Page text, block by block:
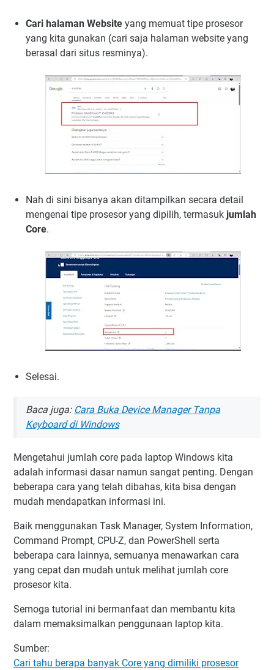
Cari halaman Website yang memuat tipe prosesor
yang kita gunakan (cari saja halaman website yang
berasal dari situs resminya).
Nah di sini bisanya akan ditampilkan secara detail
mengenai tipe prosesor yang dipilih, termasuk jumlah
Core.
Selesai.
Baca juga: Cara Buka Device Manager Tanpa
Keyboard di Windows
Mengetahui jumlah core pada laptop Windows kita
adalah informasi dasar namun sangat penting. Dengan
beberapa cara yang telah dibahas, kita bisa dengan
mudah mendapatkan informasi ini.
Baik menggunakan Task Manager, System Information,
Command Prompt, CPU-Z, dan PowerShell serta
beberapa cara lainnya, semuanya menawarkan cara
yang cepat dan mudah untuk melihat jumlah core
prosesor kita.
Semoga tutorial ini bermanfaat dan membantu kita
dalam memaksimalkan penggunaan laptop kita.
Sumber:
Cari tahu berapa banyak Core yang dimiliki prosesor